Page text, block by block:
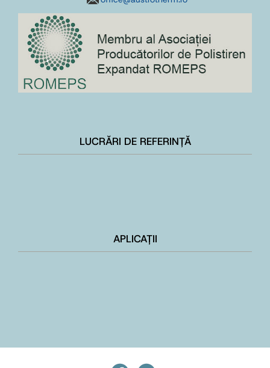
LUCRĂRI DE REFERINȚĂ
APLICAȚII